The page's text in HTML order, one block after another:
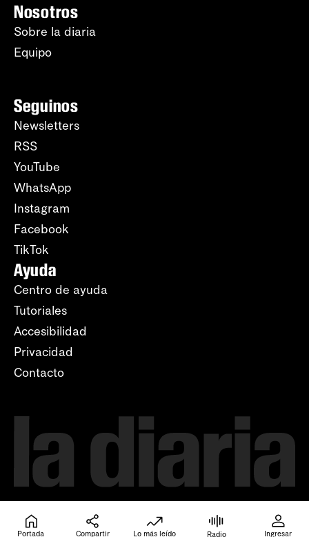
Nosotros
Sobre la diaria
Equipo
Seguinos
Newsletters
RSS
YouTube
WhatsApp
Instagram
Facebook
TikTok
Ayuda
Centro de ayuda
Tutoriales
Accesibilidad
Privacidad
Contacto
Portada Compartir Lo más leído Radio Ingresar